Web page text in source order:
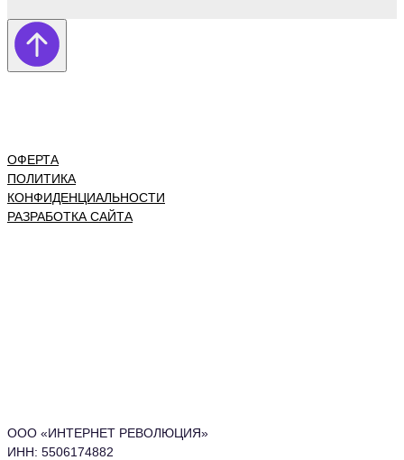
ООО «ИНТЕРНЕТ РЕВОЛЮЦИЯ»
ИНН: 5506174882
ОФЕРТА
ПОЛИТИКА
КОНФИДЕНЦИАЛЬНОСТИ
РАЗРАБОТКА САЙТА